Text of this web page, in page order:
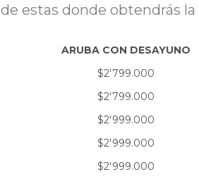
estas donde obtendrás
ARUBA CON DESAYUNO
$2'799.000
$2'799.000
$2'999.000
$2'999.000
$2'999.000